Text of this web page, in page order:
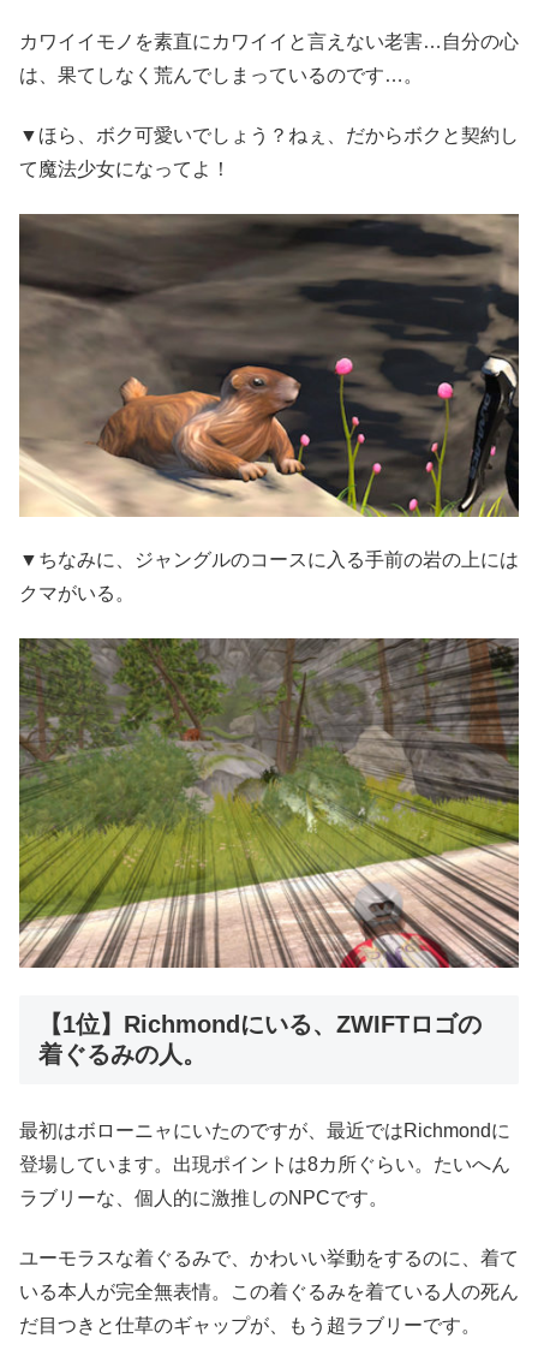
カワイイモノを素直にカワイイと言えない老害…自分の心
は、果てしなく荒んでしまっているのです…。
▼ほら、ボク可愛いでしょう？ねぇ、だからボクと契約し
て魔法少女になってよ！
▼ちなみに、ジャングルのコースに入る手前の岩の上には
クマがいる。
【1位】Richmondにいる、ZWIFTロゴの
着ぐるみの人。
最初はボローニャにいたのですが、最近ではRichmondに
登場しています。出現ポイントは8カ所ぐらい。たいへん
ラブリーな、個人的に激推しのNPCです。
ユーモラスな着ぐるみで、かわいい挙動をするのに、着て
いる本人が完全無表情。この着ぐるみを着ている人の死ん
だ目つきと仕草のギャップが、もう超ラブリーです。